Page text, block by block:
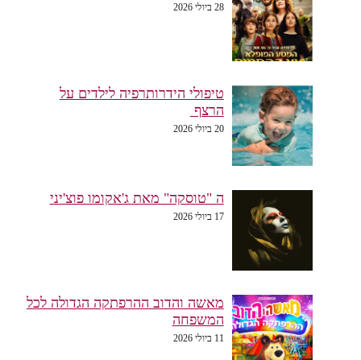
28 ביולי 2026
טיפולי הידרותרפיה לילדים על
הרצף
20 ביולי 2026
ה "טוסקה" מאת ג'אקומו פוצ'יני
17 ביולי 2026
מאשה והדוב ההרפתקה הגדולה לכל
המשפחה
11 ביולי 2026